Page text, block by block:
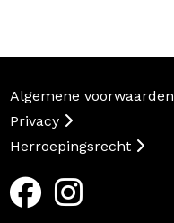
Algemene voorwaarden
Privacy
Herroepingsrecht